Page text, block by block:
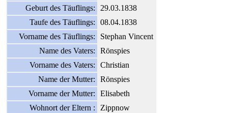
Geburt des Täuflings:
29.03.1838
Taufe des Täuflings:
08.04.1838
Vorname des Täuflings:
Stephan Vincent
Name des Vaters:
Rönspies
Vorname des Vaters:
Christian
Name der Mutter:
Rönspies
Vorname der Mutter:
Elisabeth
Wohnort der Eltern :
Zippnow